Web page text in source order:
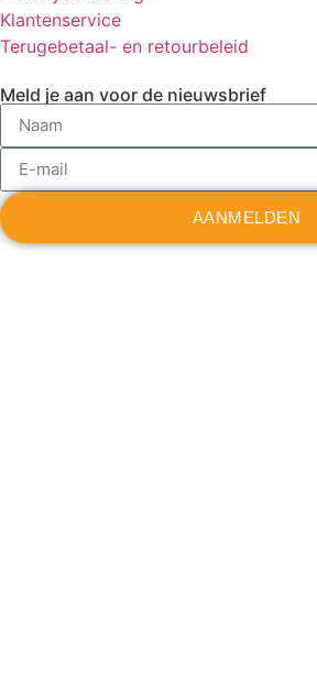
Klantenservice
Terugebetaal- en retourbeleid
Meld je aan voor de nieuwsbrief
AANMELDEN